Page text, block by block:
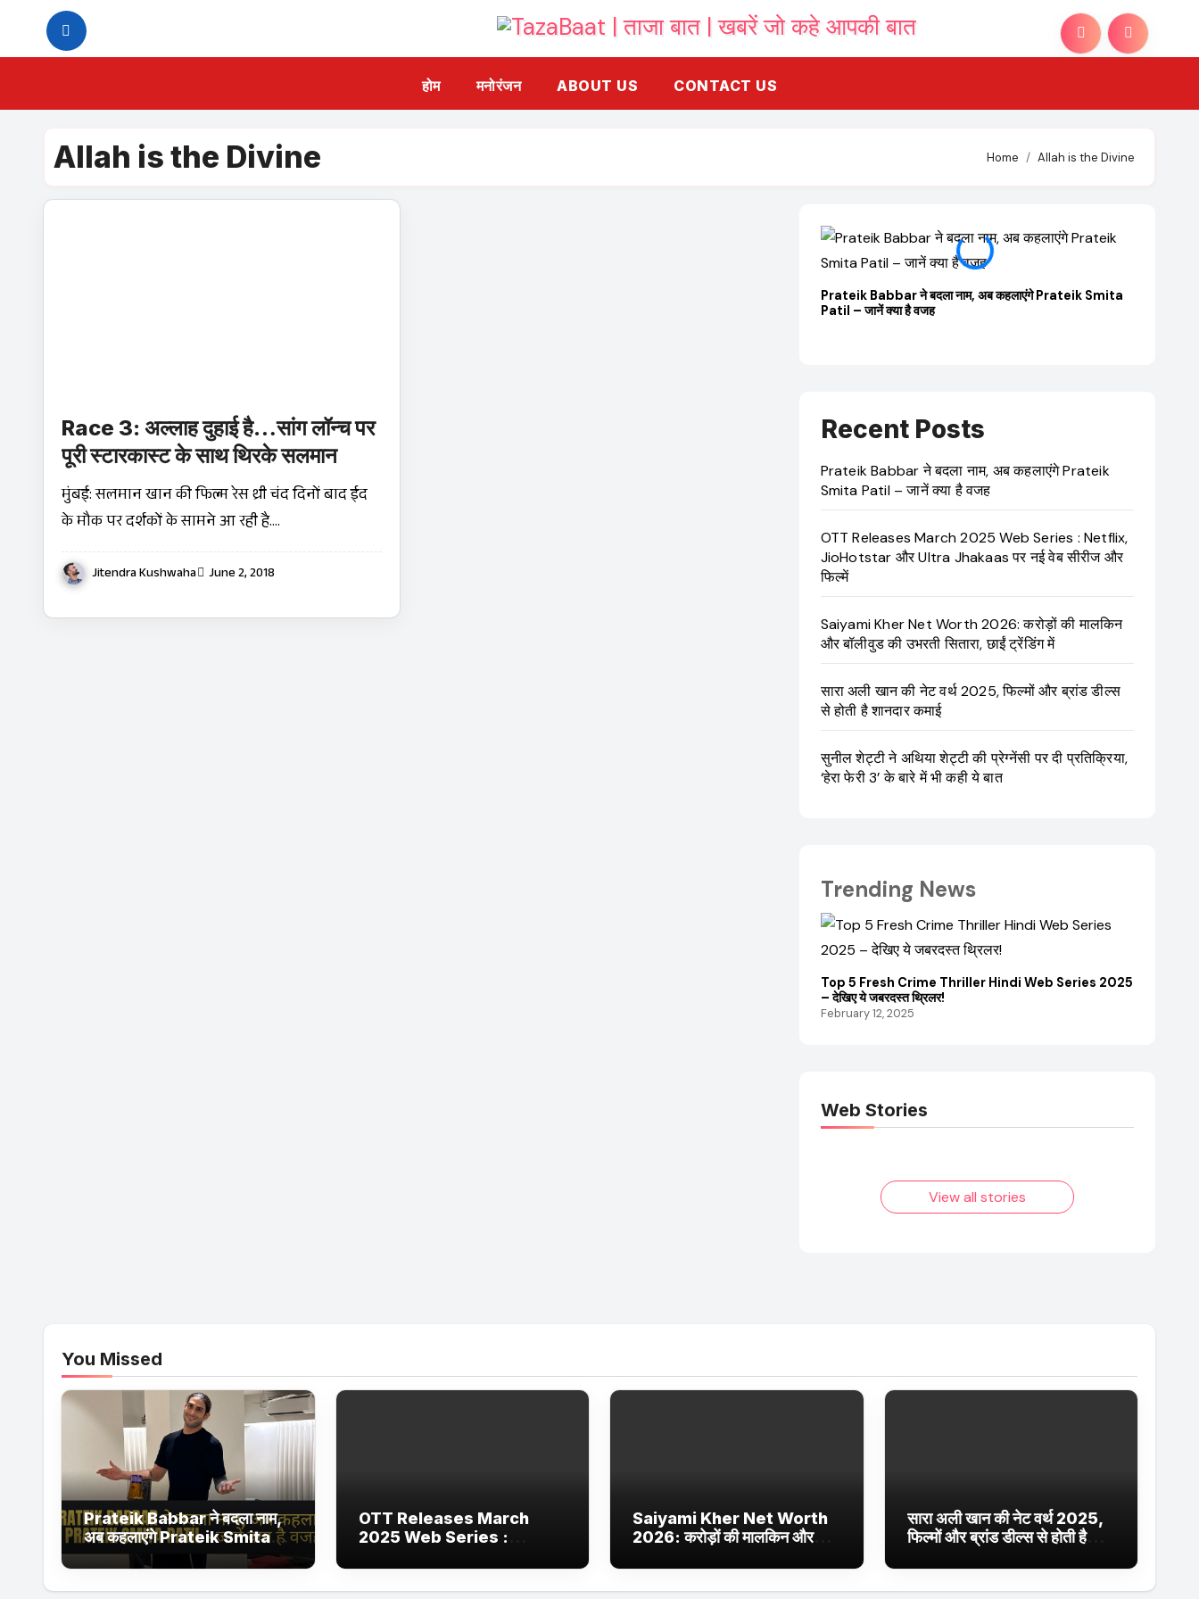
content
होम मनोरंजन ABOUT US CONTACT US
Allah is the Divine Home Allah is the Divine
Race 3: अल्लाह दुहाई है…सांग लॉन्च पर
पूरी स्टारकास्ट के साथ थिरके सलमान
मुंबई: सलमान खान की फिल्म रेस थ्री चंद दिनों बाद ईद
के मौक पर दर्शकों के सामने आ रही है.…
Jitendra Kushwaha June 2, 2018
Prateik Babbar ने बदला नाम, अब कहलाएंगे Prateik Smita
Patil – जानें क्या है वजह
Recent Posts
Prateik Babbar ने बदला नाम, अब कहलाएंगे Prateik
Smita Patil – जानें क्या है वजह
OTT Releases March 2025 Web Series : Netflix,
JioHotstar और Ultra Jhakaas पर नई वेब सीरीज और
फिल्में
Saiyami Kher Net Worth 2026: करोड़ों की मालकिन
और बॉलीवुड की उभरती सितारा, छाईं ट्रेंडिंग में
सारा अली खान की नेट वर्थ 2025, फिल्मों और ब्रांड डील्स
से होती है शानदार कमाई
सुनील शेट्टी ने अथिया शेट्टी की प्रेग्नेंसी पर दी प्रतिक्रिया,
‘हेरा फेरी 3’ के बारे में भी कही ये बात
Trending News
Top 5 Fresh Crime Thriller Hindi Web Series 2025
– देखिए ये जबरदस्त थ्रिलर!
February 12, 2025
Web Stories
Elvish Yadav: एक
आम लड़के से यूट्यूबर
फिल्मों का जादू और
View all stories
You Missed
Prateik Babbar ने बदला नाम,
अब कहलाएंगे Prateik Smita
Patil – जानें क्या है वजह
OTT Releases March
2025 Web Series :
Ultra Jhakaas पर नई वेब
सीरीज और फिल्में
Saiyami Kher Net Worth
2026: करोड़ों की मालकिन और
ट्रेंडिंग में
सारा अली खान की नेट वर्थ 2025,
फिल्मों और ब्रांड डील्स से होती है